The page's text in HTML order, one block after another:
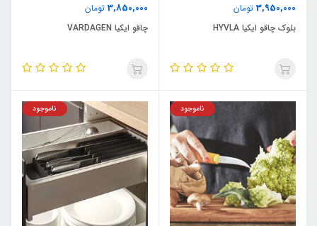
3,950,000 تومان
بلوک چاقو ایکیا HYVLA
3,850,000 تومان
چاقو ایکیا VARDAGEN
ناموجود ناموجود